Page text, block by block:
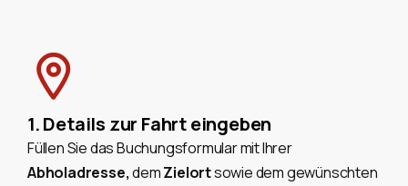
1. Details zur Fahrt eingeben
Füllen Sie das Buchungsformular mit Ihrer
Abholadresse,demZielortsowie dem gewünschten